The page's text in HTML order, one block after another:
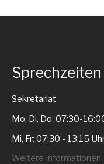
Sprechzeiten
Sekretariat
Mo, Di, Do: 07:30-
Mi, Fr: 07:30 - 13:15
Weitere Informationen